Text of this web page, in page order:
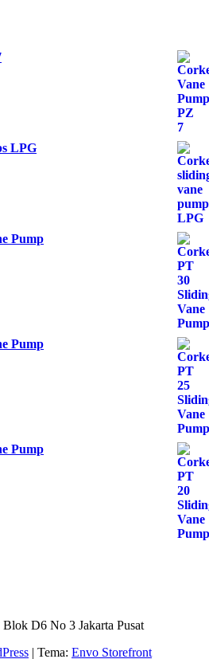
LPG
Pump
Pump
Pump
D6 No 3 Jakarta Pusat
Tema: Envo Storefront